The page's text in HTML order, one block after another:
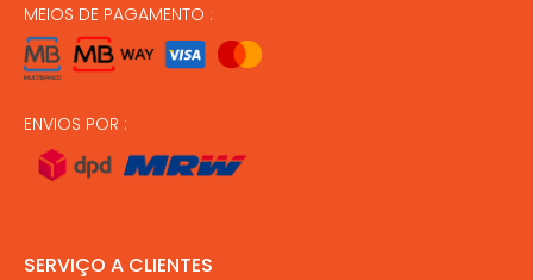
MEIOS DE PAGAMENTO :
ENVIOS POR :
SERVIÇO A CLIENTES